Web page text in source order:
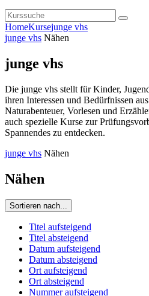
HomeKursejunge vhs
junge vhs Nähen
junge vhs
Die junge vhs stellt für Kinder,
ihren Interessen und Bedürfnissen
Naturabenteuer, Vorlesen und
auch spezielle Kurse zur
Spannendes zu entdecken.
junge vhs Nähen
Nähen
Sortieren nach...
Titel aufsteigend
Titel absteigend
Datum aufsteigend
Datum absteigend
Ort aufsteigend
Ort absteigend
Nummer aufsteigend